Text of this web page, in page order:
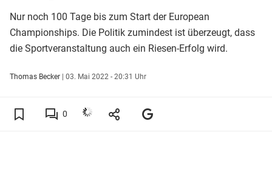
Nur noch 100 Tage bis zum Start der European
Championships. Die Politik zumindest ist überzeugt, dass
die Sportveranstaltung auch ein Riesen-Erfolg wird.
Thomas Becker | 03. Mai 2022 - 20:31 Uhr
0